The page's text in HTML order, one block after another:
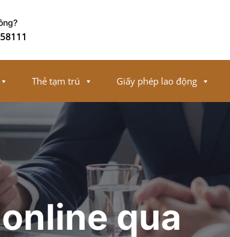
Thẻ tạm trú Giấy phép lao động
qua